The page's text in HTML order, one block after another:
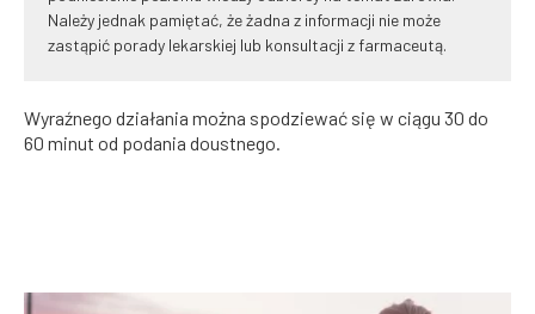
Należy jednak pamiętać, że żadna z informacji nie może
zastąpić porady lekarskiej lub konsultacji z farmaceutą.
Wyraźnego działania można spodziewać się w ciągu 30 do
60 minut od podania doustnego.